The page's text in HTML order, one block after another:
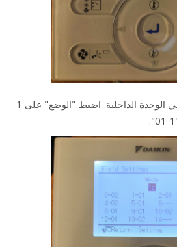
4. قم بتنشيط منظم الحرارة في الوحدة الداخلية. اضبط "الوضع" على 1